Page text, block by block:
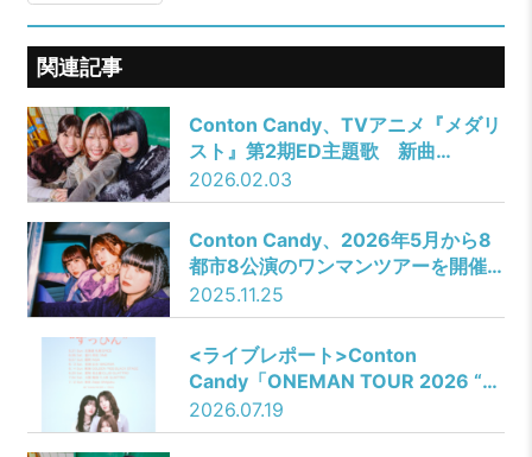
関連記事
Conton Candy、TVアニメ『メダリ
スト』第2期ED主題歌 新曲
「Rookies」 Music Video公開！
2026.02.03
Conton Candy、2026年5月から8
都市8公演のワンマンツアーを開催
決定！
2025.11.25
<ライブレポート>Conton
Candy「ONEMAN TOUR 2026 “す
っぴん”」東京・Zepp Shinjuku
2026.07.19